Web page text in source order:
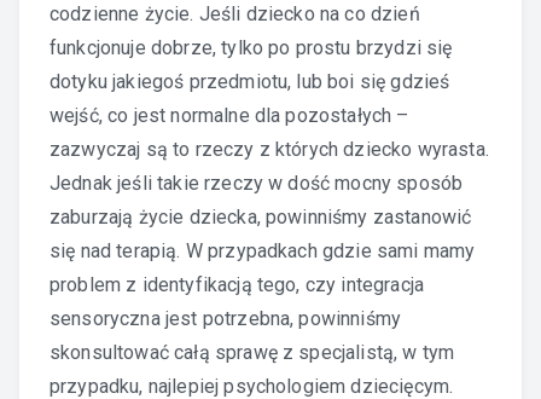
codzienne życie. Jeśli dziecko na co dzień
funkcjonuje dobrze, tylko po prostu brzydzi się
dotyku jakiegoś przedmiotu, lub boi się gdzieś
wejść, co jest normalne dla pozostałych –
zazwyczaj są to rzeczy z których dziecko wyrasta.
Jednak jeśli takie rzeczy w dość mocny sposób
zaburzają życie dziecka, powinniśmy zastanowić
się nad terapią. W przypadkach gdzie sami mamy
problem z identyfikacją tego, czy integracja
sensoryczna jest potrzebna, powinniśmy
skonsultować całą sprawę z specjalistą, w tym
przypadku, najlepiej psychologiem dziecięcym.